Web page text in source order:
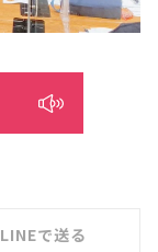
LINEで送る